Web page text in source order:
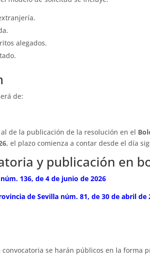
alegados.
de:
de la publicación de la resolución en el
, el plazo comienza a contar desde el día
y publicación en
136, de 4 de junio de 2026
de Sevilla núm. 81, de 30 de abril de
se harán públicos en la forma